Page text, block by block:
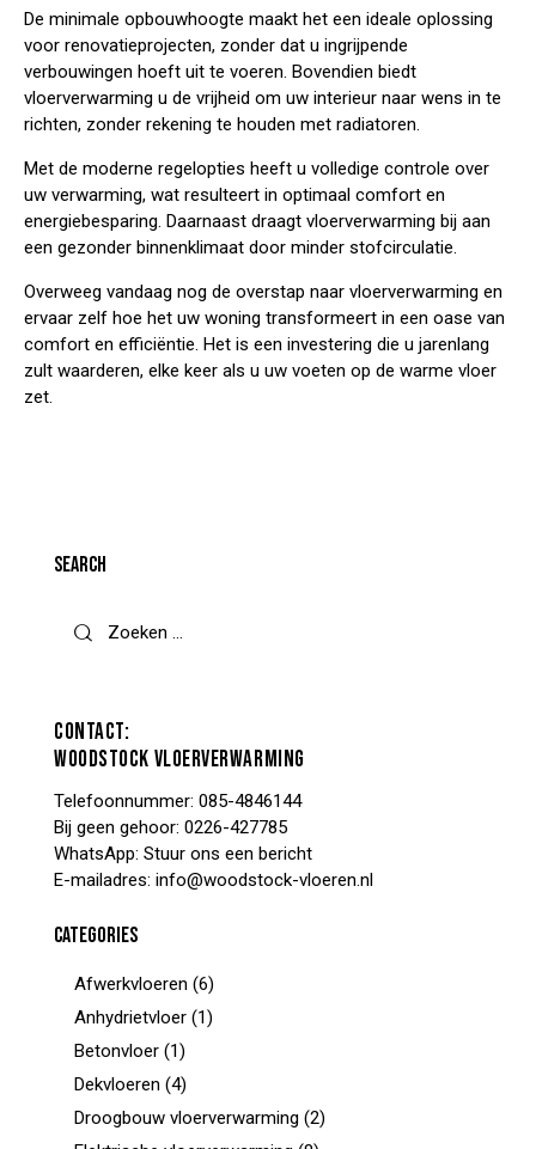
De minimale opbouwhoogte maakt het een ideale oplossing
voor renovatieprojecten, zonder dat u ingrijpende
verbouwingen hoeft uit te voeren. Bovendien biedt
vloerverwarming u de vrijheid om uw interieur naar wens in te
richten, zonder rekening te houden met radiatoren.
Met de moderne regelopties heeft u volledige controle over
uw verwarming, wat resulteert in optimaal comfort en
energiebesparing. Daarnaast draagt vloerverwarming bij aan
een gezonder binnenklimaat door minder stofcirculatie.
Overweeg vandaag nog de overstap naar vloerverwarming en
ervaar zelf hoe het uw woning transformeert in een oase van
comfort en efficiëntie. Het is een investering die u jarenlang
zult waarderen, elke keer als u uw voeten op de warme vloer
zet.
SEARCH
CONTACT:
WOODSTOCK VLOERVERWARMING
Telefoonnummer: 085-4846144
Bij geen gehoor: 0226-427785
WhatsApp: Stuur ons een bericht
E-mailadres: info@woodstock-vloeren.nl
CATEGORIES
Afwerkvloeren (6)
Anhydrietvloer (1)
Betonvloer (1)
Dekvloeren (4)
Droogbouw vloerverwarming (2)